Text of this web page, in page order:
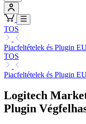
TOS
Piacfeltételek és Plugin
TOS
Piacfeltételek és Plugin
Logitech
Plugin